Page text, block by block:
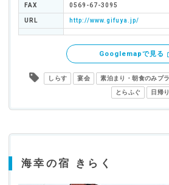
FAX 0569-67-3095
URL http://www.gifuya.jp/
Googlemapで見る
しらす 宴会 素泊まり・朝食のみプ
とらふぐ 日帰
海幸の宿 きらく